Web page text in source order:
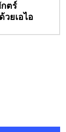
ตร์
วยเอไอ